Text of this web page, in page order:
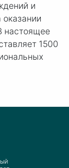
и
настоящее
1500